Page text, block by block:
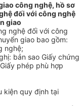
công nghệ, hồ sơ
đối với công nghệ
giao
nghệ đối với công
giao bao gồm:
nghệ;
bản sao Giấy chứng
phép phù hợp
kiện quy định tại